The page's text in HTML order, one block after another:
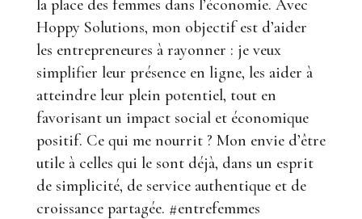
la place des femmes dans l’économie. Avec
Hoppy Solutions, mon objectif est d’aider
les entrepreneures à rayonner : je veux
simplifier leur présence en ligne, les aider à
atteindre leur plein potentiel, tout en
favorisant un impact social et économique
positif. Ce qui me nourrit ? Mon envie d’être
utile à celles qui le sont déjà, dans un esprit
de simplicité, de service authentique et de
croissance partagée. #entrefemmes